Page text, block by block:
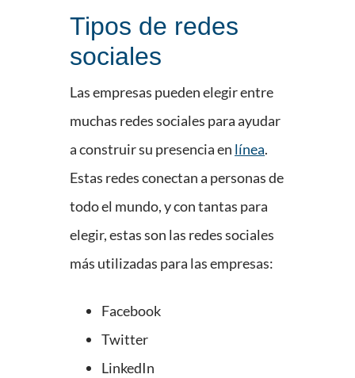
Tipos de redes
sociales
Las empresas pueden elegir entre
muchas redes sociales para ayudar
a construir su presencia en línea.
Estas redes conectan a personas de
todo el mundo, y con tantas para
elegir, estas son las redes sociales
más utilizadas para las empresas:
Facebook
Twitter
LinkedIn